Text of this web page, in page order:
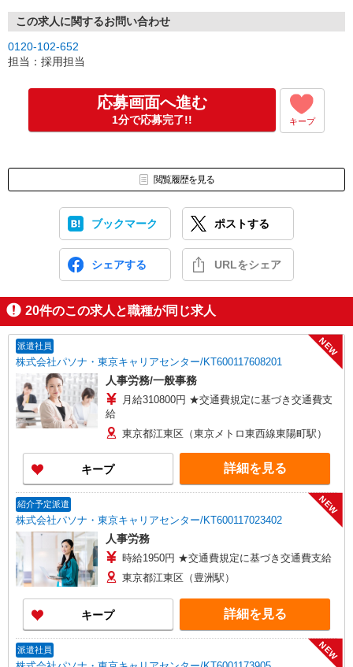
す。
※ご登録が無い方には当社よりオンライン登録のご案内をいたしま
す。
↓
面接（1回、1時間程度）
※面接のないお仕事もございます。
合否については1週間以内にご連絡させていただきます。
※入社日等はご相談に応じます。
この求人に関するお問い合わせ
0120-102-652
担当：採用担当
応募画面へ進む
1分で応募完了!! キープ
閲覧履歴を見る
ブックマーク ポストする
シェアする URLをシェア
20件のこの求人と職種が同じ求人
派遣社員
株式会社パソナ・東京キャリアセンター/KT600117608201
NEW
人事労務/一般事務
月給310800円 ★交通費規定に基づき交通費支
給
東京都江東区（東京メトロ東西線東陽町駅）
キープ 詳細を見る
紹介予定派遣
株式会社パソナ・東京キャリアセンター/KT600117023402
NEW
人事労務
時給1950円 ★交通費規定に基づき交通費支給
東京都江東区（豊洲駅）
キープ 詳細を見る
派遣社員 NEW